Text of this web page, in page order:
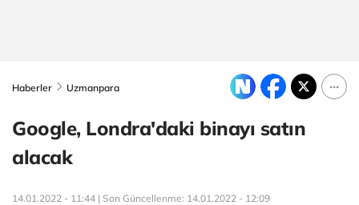
Haberler Uzmanpara
Google, Londra'daki binayı satın
alacak
14.01.2022 - 11:44 | Son Güncellenme: 14.01.2022 - 12:09